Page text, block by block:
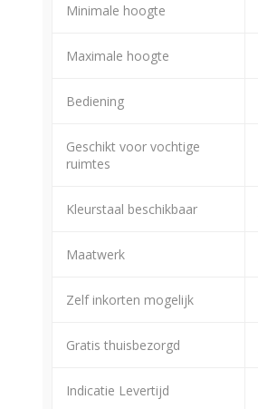
Minimale hoogte
Maximale hoogte
Bediening
Geschikt voor vochtige
ruimtes
Kleurstaal beschikbaar
Maatwerk
Zelf inkorten mogelijk
Gratis thuisbezorgd
Indicatie Levertijd